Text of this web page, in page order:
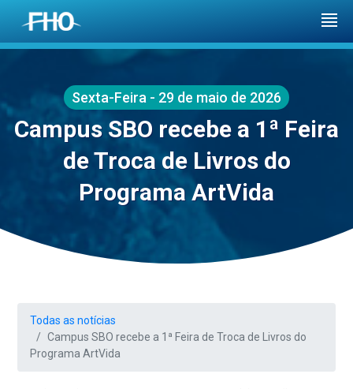
Sexta-Feira - 29 de maio de 2026
Campus SBO recebe a 1ª Feira
de Troca de Livros do
Programa ArtVida
Todas as notícias
Campus SBO recebe a 1ª Feira de Troca de Livros do
Programa ArtVida